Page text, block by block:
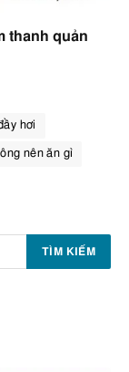
thanh quản
hơi
nên ăn gì